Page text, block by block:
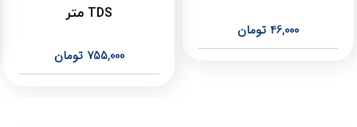
46,000 تومان
TDS متر
755,000 تومان